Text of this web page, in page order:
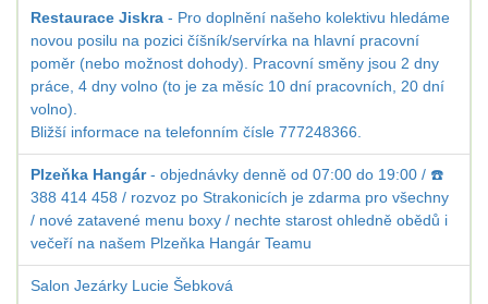
Restaurace Jiskra - Pro doplnění našeho kolektivu hledáme
novou posilu na pozici číšník/servírka na hlavní pracovní
poměr (nebo možnost dohody). Pracovní směny jsou 2 dny
práce, 4 dny volno (to je za měsíc 10 dní pracovních, 20 dní
volno).
Bližší informace na telefonním čísle 777248366.
Plzeňka Hangár- objednávky denně od 07:00 do 19:00 / ☎️
388 414 458 / rozvoz po Strakonicích je zdarma pro všechny
/ nové zatavené menu boxy / nechte starost ohledně obědů i
večeří na našem Plzeňka Hangár Teamu
Salon Jezárky Lucie Šebková